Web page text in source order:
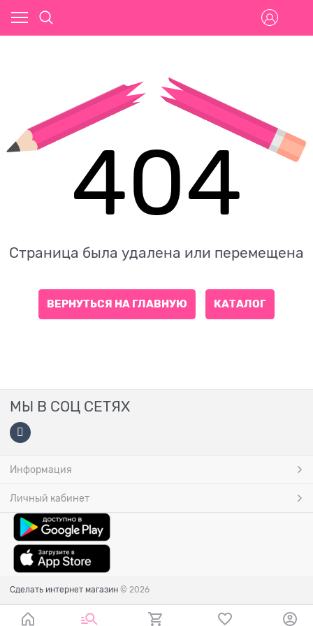
404
Страница была удалена или перемещена
ВЕРНУТЬСЯ НА ГЛАВНУЮ КАТАЛОГ
МЫ В СОЦ СЕТЯХ
Информация
Личный кабинет
Сделать интернет магазин © 2026